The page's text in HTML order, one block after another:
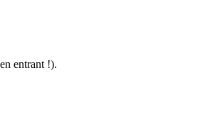
entrant !).